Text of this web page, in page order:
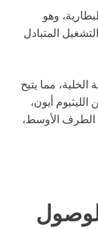
وهو
المتبادل
الخلية، مما يتيح
أيون،
الطرف الأوسط،